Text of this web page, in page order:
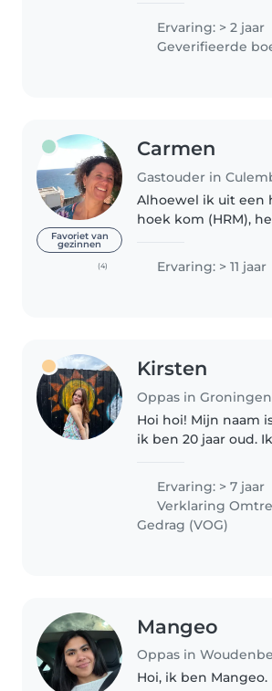
experience as an au
Amsterdam. I hold a
degree and truly
Ervaring: > 2 jaar
Geverifieerde
Favoriet van
gezinnen
(4)
Carmen
Gastouder in
Alhoewel ik uit een
hoek kom (HRM),
passie te gaan
op kinderen
daarvoor de
Ervaring: > 11 jaar
Kirsten
Oppas in Groningen
Hoi hoi! Mijn naam
ik ben 20 jaar oud.
dus ik ben erg
leergierig. Al sinds ik
Ervaring: > 7 jaar
Verklaring
Gedrag (VOG)
Mangeo
Oppas in
Hoi, ik ben Mangeo.